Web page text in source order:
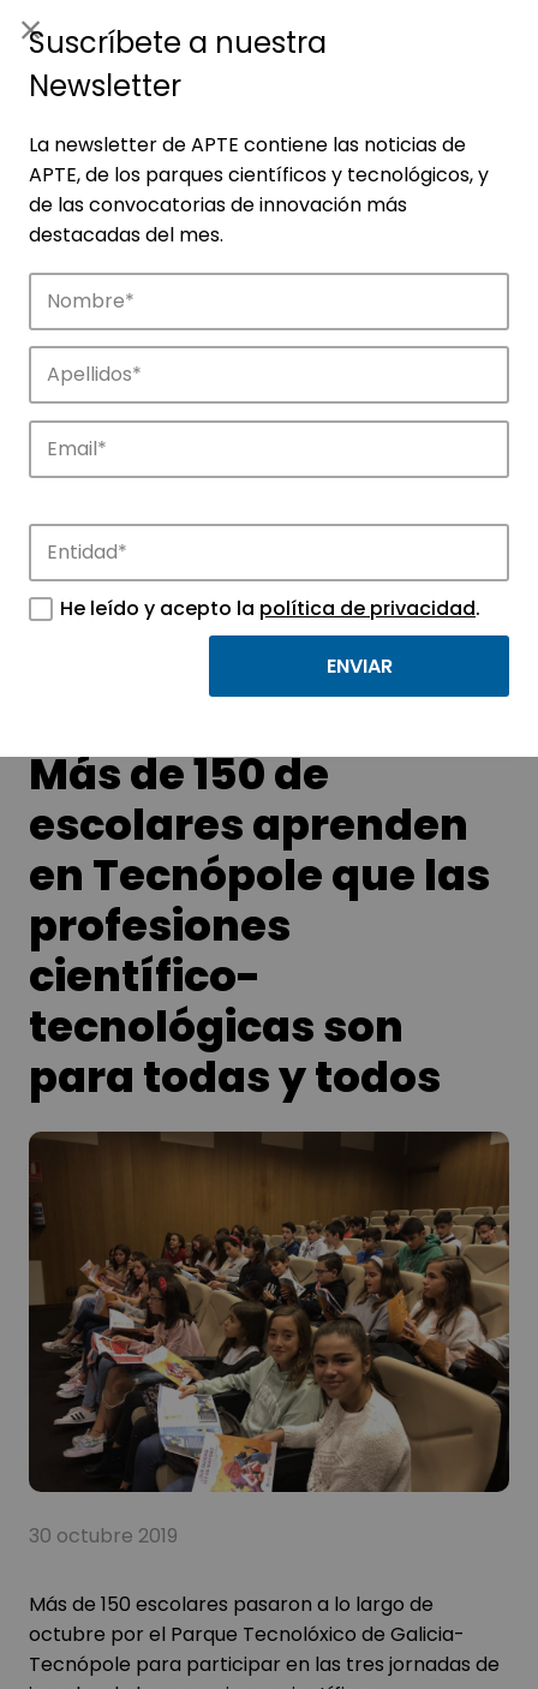
APTE y sus parques científicos y
Más de 150 de
escolares aprenden
en Tecnópole que las
profesiones
científico-
tecnológicas son
para todas y todos
30 octubre 2019
Más de 150 escolares pasaron a lo largo de
octubre por el Parque Tecnolóxico de Galicia-
Tecnópole para participar en las tres jornadas de
Suscríbete a nuestra
Newsletter
La newsletter de APTE contiene las noticias de
APTE, de los parques científicos y tecnológicos, y
de las convocatorias de innovación más
destacadas del mes.
He leído y acepto la política de privacidad.